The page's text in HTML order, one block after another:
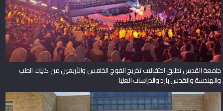
جامعة القدس تطلق احتفالات تخريج الفوج الخامس والأربعين من كليات الطب
والهندسة والقدس بارد والدراسات العليا